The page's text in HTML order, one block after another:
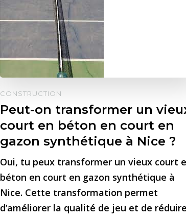
CONSTRUCTION
Peut-on transformer un
court en béton en court en
gazon synthétique à Nice ?
Oui, tu peux transformer un vieux court
béton en court en gazon synthétique à
Nice. Cette transformation permet
d’améliorer la qualité de jeu et de réduire